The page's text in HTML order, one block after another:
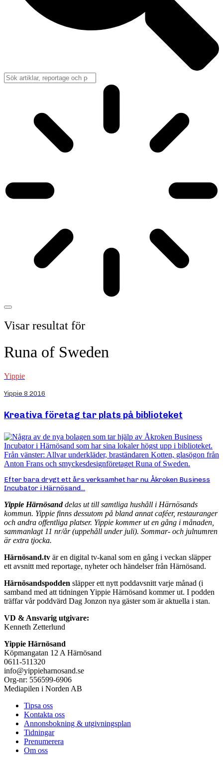
Visar resultat för
Runa of Sweden
Yippie
Yippie 8 2016
Kreativa företag tar plats på biblioteket
Efter bara drygt ett års verksamhet har nu Åkroken Business
Incubator i Härnösand...
Yippie Härnösanddelas ut till samtliga hushåll i Härnösands
kommun. Yippie finns dessutom på bland annat caféer, restauranger
och andra offentliga platser. Yippie kommer ut en gång i månaden,
sammanlagt 11 nr/år (uppehåll under juli). Sommar- och julnumren
är extra tjocka.
Härnösand.tv är en digital tv-kanal som en gång i veckan släpper
ett avsnitt med reportage, nyheter och händelser från Härnösand.
Härnösandspodden släpper ett nytt poddavsnitt varje månad (i
samband med att tidningen Yippie Härnösand kommer ut. I podden
träffar vår poddvärd Dag Jonzon nya gäster som är aktuella i stan.
VD & Ansvarig utgivare:
Kenneth Zetterlund
Yippie Härnösand
Köpmangatan 12 A Härnösand
0611-511320
info@yippieharnosand.se
Org-nr: 556599-6906
Mediapilen i Norden AB
Tipsa oss
Kontakta oss
Annonsbokning & utgivningsplan
Tidningar
Prenumerera
Om oss